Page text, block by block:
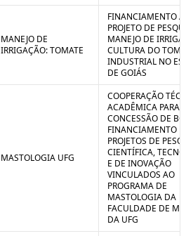
MANEJO DE
IRRIGAÇÃO: TOMATE
FINANCIAMENTO
PROJETO DE
MANEJO DE
CULTURA DO
INDUSTRIAL NO
DE GOIÁS
MASTOLOGIA UFG
COOPERAÇÃO
ACADÊMICA PARA
CONCESSÃO DE
FINANCIAMENTO
PROJETOS DE
CIENTÍFICA,
E DE INOVAÇÃO
VINCULADOS AO
PROGRAMA DE
MASTOLOGIA DA
FACULDADE DE
DA UFG